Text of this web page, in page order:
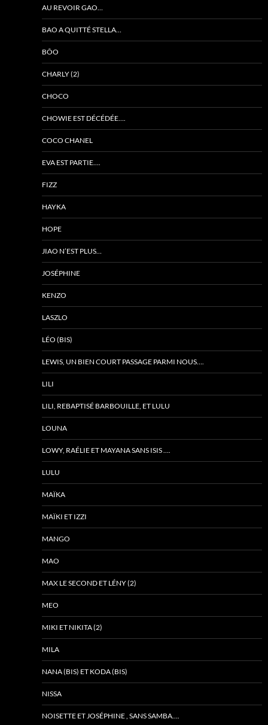
AU REVOIR GAO…
BAO A QUITTÉ STELLA…
BÔO
CHARLY (2)
CHOCO
CHOWIE EST DÉCÉDÉE….
COCO CHANEL
EVA EST PARTIE….
FIZZ
HAYKA
HOPE
JIAO N’EST PLUS…
JOSÉPHINE
KENZO
LASZLO
LÉO (BIS)
LEWIS, UN BIEN COURT PASSAGE PARMI NOUS….
LILI
LILI, REBAPTISÉ BARBOUILLE, ET LULU
LOUNA
LOWY, RAÉLIE ET MAYANA SANS ISIS ….
LULU
MAÏKA
MAÏKI ET IZZI
MANGO
MAO
MAX LE SECOND ET LÉNY (2)
MEO
MIKI ET NIKITA (2)
MILA
NANA (BIS) ET KODA (BIS)
NISSA
NOISETTE ET JOSÉPHINE , SANS SAMBA….